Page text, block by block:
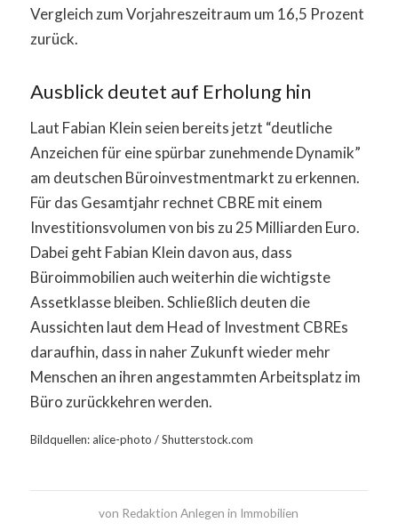
Vergleich zum Vorjahreszeitraum um 16,5 Prozent
zurück.
Ausblick deutet auf Erholung hin
Laut Fabian Klein seien bereits jetzt “deutliche
Anzeichen für eine spürbar zunehmende Dynamik”
am deutschen Büroinvestmentmarkt zu erkennen.
Für das Gesamtjahr rechnet CBRE mit einem
Investitionsvolumen von bis zu 25 Milliarden Euro.
Dabei geht Fabian Klein davon aus, dass
Büroimmobilien auch weiterhin die wichtigste
Assetklasse bleiben. Schließlich deuten die
Aussichten laut dem Head of Investment CBREs
daraufhin, dass in naher Zukunft wieder mehr
Menschen an ihren angestammten Arbeitsplatz im
Büro zurückkehren werden.
Bildquellen: alice-photo / Shutterstock.com
von Redaktion Anlegen in Immobilien